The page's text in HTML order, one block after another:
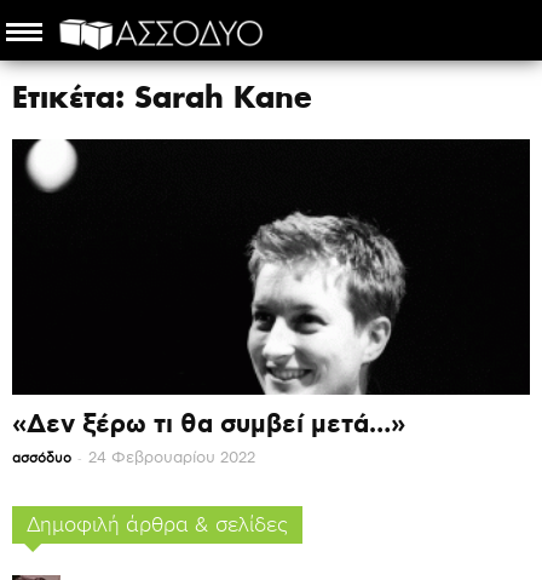
Ετικέτα: Sarah Kane
«Δεν ξέρω τι θα συμβεί μετά…»
ασσόδυο - 24 Φεβρουαρίου 2022
Δημοφιλή άρθρα & σελίδες